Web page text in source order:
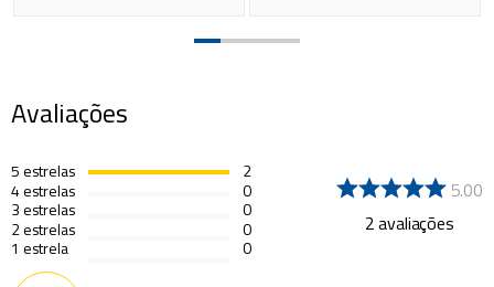
Avaliações
5estrelas
4estrelas
3estrelas
2estrelas
1 estrela
2
0
0
0
0
5.00
2avaliações